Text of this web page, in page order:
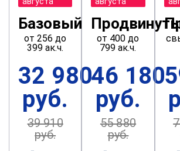
Базовый
от 256 до
399 ак.ч.
32 980
руб.
39 910
руб.
от 400 до
799 ак.ч.
46 180
руб.
55 880
руб.